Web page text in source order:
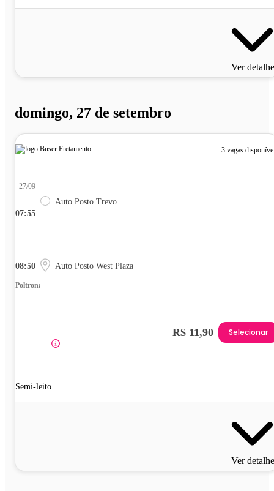
Ver
domingo, 27 de setembro
3 vagas
07:55
27/09
Auto Posto Trevo
08:50 Auto Posto West Plaza
Poltrona
Semi-leito
R$ 11,90 Selecionar
Ver